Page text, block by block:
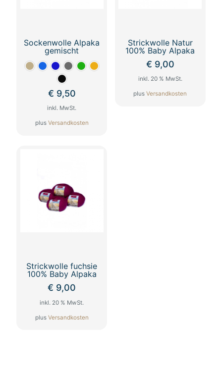
Sockenwolle Alpaka
gemischt
€ 9,50
inkl. MwSt.
plus Versandkosten
auf.
Die
Optionen
können
Strickwolle Natur
100% Baby Alpaka
€ 9,00
inkl. 20 % MwSt.
plusVersandkosten
Strickwolle fuchsie
100% Baby Alpaka
€ 9,00
inkl. 20 % MwSt.
plus Versandkosten